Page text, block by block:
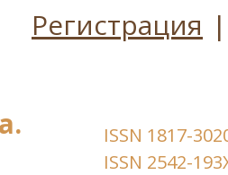
Регистрация |
ISSN 1817-
ISSN 2542-